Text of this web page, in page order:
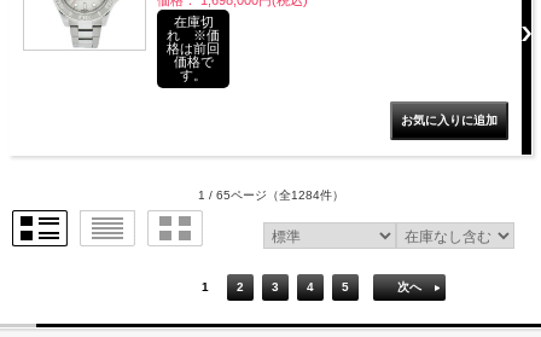
在庫切
れ ※価
格は前回
価格で
す。
1 / 65ページ （全1284件）
1 2 3 4 5 次へ